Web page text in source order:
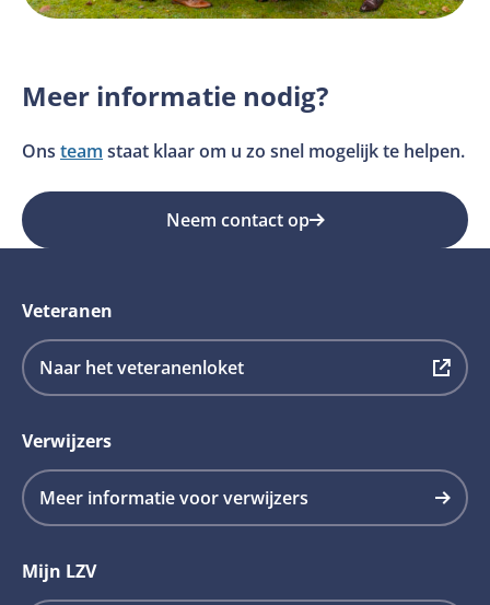
Meer informatie nodig?
Ons team staat klaar om u zo snel mogelijk te helpen.
Neem contact op
Veteranen
Naar het veteranenloket
Deze
link
opent
een
nieuw
en
Verwijzers
Meer informatie voor verwijzers
Mijn LZV